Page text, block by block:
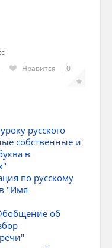
Нравится 0
русского
собственные и
в
по русскому
"Имя
об